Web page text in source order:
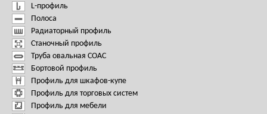
L-профиль
Полоса
Радиаторный профиль
Станочный профиль
Труба овальная СОАС
Бортовой профиль
Профиль для шкафов-купе
Профиль для торговых систем
Профиль для мебели